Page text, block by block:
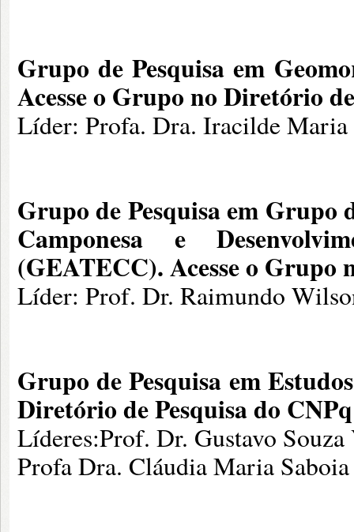
Grupo de Pesquisa em
Acesse o Grupo no Diretório
Líder: Profa. Dra. Iracilde
Grupo de Pesquisa em Grupo
Camponesa e
(GEATECC).Acesse o Grupo
Líder: Prof. Dr. Raimundo
Grupo de Pesquisa em
Diretório de Pesquisa do CNPq
Líderes:Prof. Dr. Gustavo
Profa Dra. Cláudia Maria